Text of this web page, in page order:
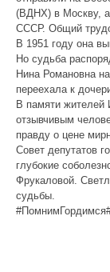
(ВДНХ) в Москву, а
СССР. Общий
В 1951 году она
Но судьба
Нина Романовна
переехала к
В памяти жителей
отзывчивым
правду о цене
Совет депутатов
глубокие
Фрукаловой.
судьбы.